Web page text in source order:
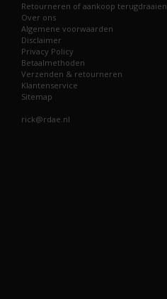
Retourneren of aankoop terugdraaien
Over ons
Algemene voorwaarden
Disclaimer
Privacy Policy
Betaalmethoden
Verzenden & retourneren
Klantenservice
Sitemap
rick@rdae.nl